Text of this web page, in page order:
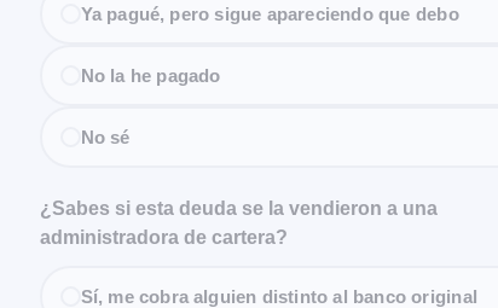
Ya pagué, pero sigue apareciendo que debo
No la he pagado
No sé
¿Sabes si esta deuda se la vendieron a una
administradora de cartera?
Sí, me cobra alguien distinto al banco original